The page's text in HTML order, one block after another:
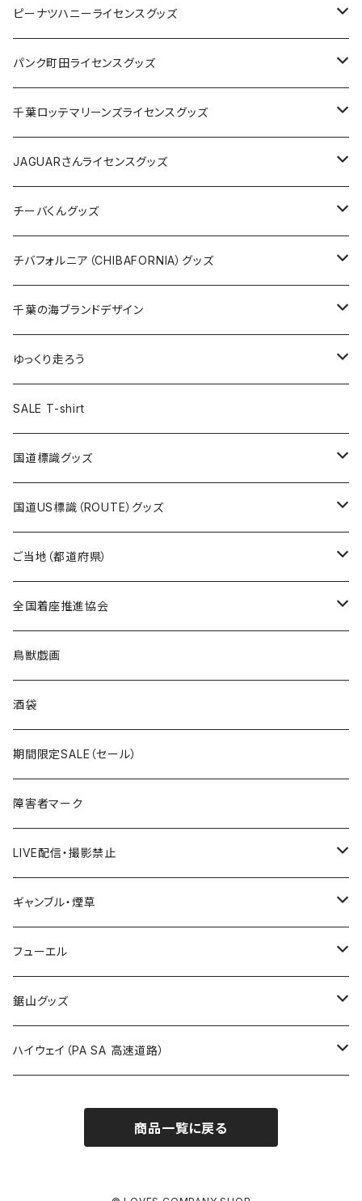
キャップ
ステッカー
缶バッジ
ホテルキーホルダー
ステッカー
缶バッジ
アクリルキーホルダー
ホテルキーホルダー
クリアファイル
Tシャツ
キャップ
トートバッグ
ランチバッグ
エコバッグ
ピーナツハニーライセンスグッズ
Tシャツ
キャップ
バッグ
ステッカー
缶バッジ
キーホルダー
クリアファイル
パンク町田ライセンスグッズ
Tシャツ
キャップ
バッグ
ステッカー
缶バッジ
キーホルダー
クリアファイル
千葉ロッテマリーンズライセンスグッズ
ステッカー
ステッカー
ステッカー大
缶バッジ
缶バッジ32mm
缶バッジ54mm
エコバッグ
JAGUARさんコラボグッズ
Tシャツ
ステッカー
サコッシュ
ホテルキーホルダー
モーテルキーホルダー
トートバッグ
JAGUARさんライセンスグッズ
Tシャツ
ステッカー
缶バッジ
クリアファイル
マスク
エコバッグ
千葉ロッテマリーンズコラボ
チーバくんグッズ
Tシャツ
キャップ
エコバッグ
ステッカー
モーテルキーホルダー
ホテルキーホルダー
トートバッグ
チバフォルニア（CHIBAFORNIA）グッズ
Tシャツ
キャップ
ステッカー
ホテルキーホルダー
千葉の海ブランドデザイン
Tシャツ
キャップ
ステッカー
ゆっくり走ろう
Tシャツ
ステッカー
ホテルキーホルダー
SALE T-shirt
国道標識グッズ
ステッカー
国道0～99号線
国道100～199号線
国道600～699号線
国道700～799号線
Tシャツ
キャップ
国道US標識（ROUTE）グッズ
ステッカー
ROUTE 0～99号線
ROUTE100～199号線
ROUTE600～699号線
ROUTE700～799号線
Tシャツ
ROUTE 0～99号線
ROUTE 100～199号線
ROUTE 600～699号線
ROUTE 700～799号線
キャップ
ROUTE 0～99号線
ROUTE 100～199号線
ROUTE 600～699号線
ROUTE 700～799号線
ご当地（都道府県）
北海道
青森県
岩手県
宮城県
秋田県
Tシャツ
ステッカー
山形県
福島県
茨城県
栃木県
群馬県
全国着座推進協会
ステッカー
鳥獣戯画
酒袋
期間限定SALE（セール）
障害者マーク
LIVE配信・撮影禁止
LIVE配信禁止
撮影禁止
ギャンブル・煙草
ホテルキーホルダー
たばこ・禁煙ステッカー
フューエル
ステッカー
鋸山グッズ
Tシャツ
ハイウェイ（PA SA 高速道路）
商品一覧に戻る